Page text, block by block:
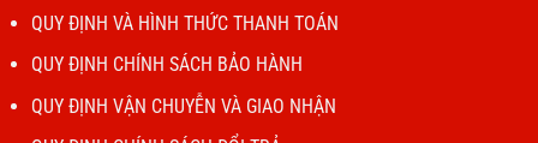
Vì thế, khi sử dụng thực tế thì nhiều khả năng bạn sẽ khó
có thể nhận ra sự khác biệt giữa 2 con chip này, mặc dù là
ngoại trừ việc xử lý các tác vụ nặng về đồ họa.
QUY ĐỊNH VÀ HÌNH THỨC THANH TOÁN
QUY ĐỊNH CHÍNH SÁCH BẢO HÀNH
QUY ĐỊNH VẬN CHUYỄN VÀ GIAO NHẬN